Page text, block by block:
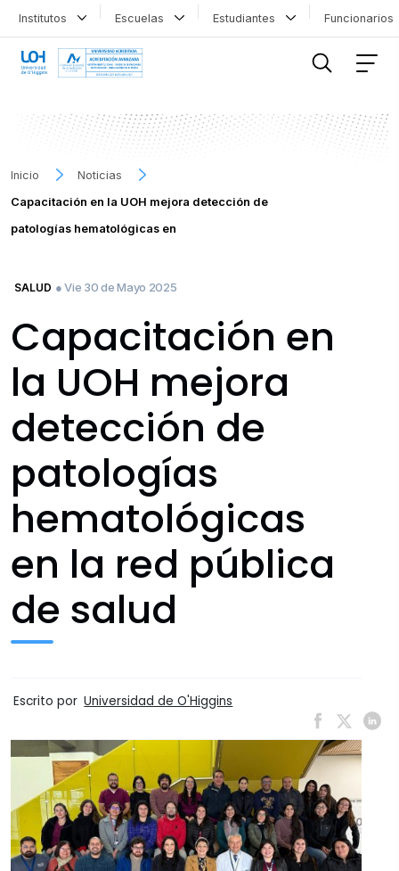
Institutos Escuelas Estudiantes
Inicio
Noticias
Capacitación en la UOH mejora detección de
patologías hematológicas en
SALUD ● Vie 30 de Mayo 2025
Capacitación en
la UOH mejora
detección de
patologías
hematológicas
en la red pública
de salud
Escrito por Universidad de O'Higgins